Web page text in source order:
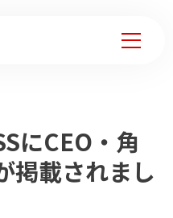
にCEO・角
掲載されまし